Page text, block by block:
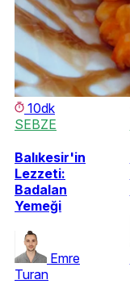
10dk
SEBZE
Balıkesir'in
Lezzeti:
Badalan
Yemeği
Emre
Turan